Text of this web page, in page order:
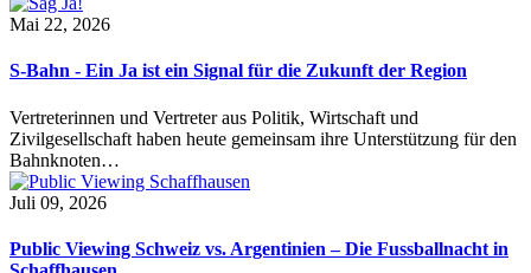
Mai 22, 2026
S-Bahn - Ein Ja ist ein Signal für die Zukunft der Region
Vertreterinnen und Vertreter aus Politik, Wirtschaft und
Zivilgesellschaft haben heute gemeinsam ihre Unterstützung für den
Bahnknoten…
Juli 09, 2026
Public Viewing Schweiz vs. Argentinien – Die Fussballnacht in